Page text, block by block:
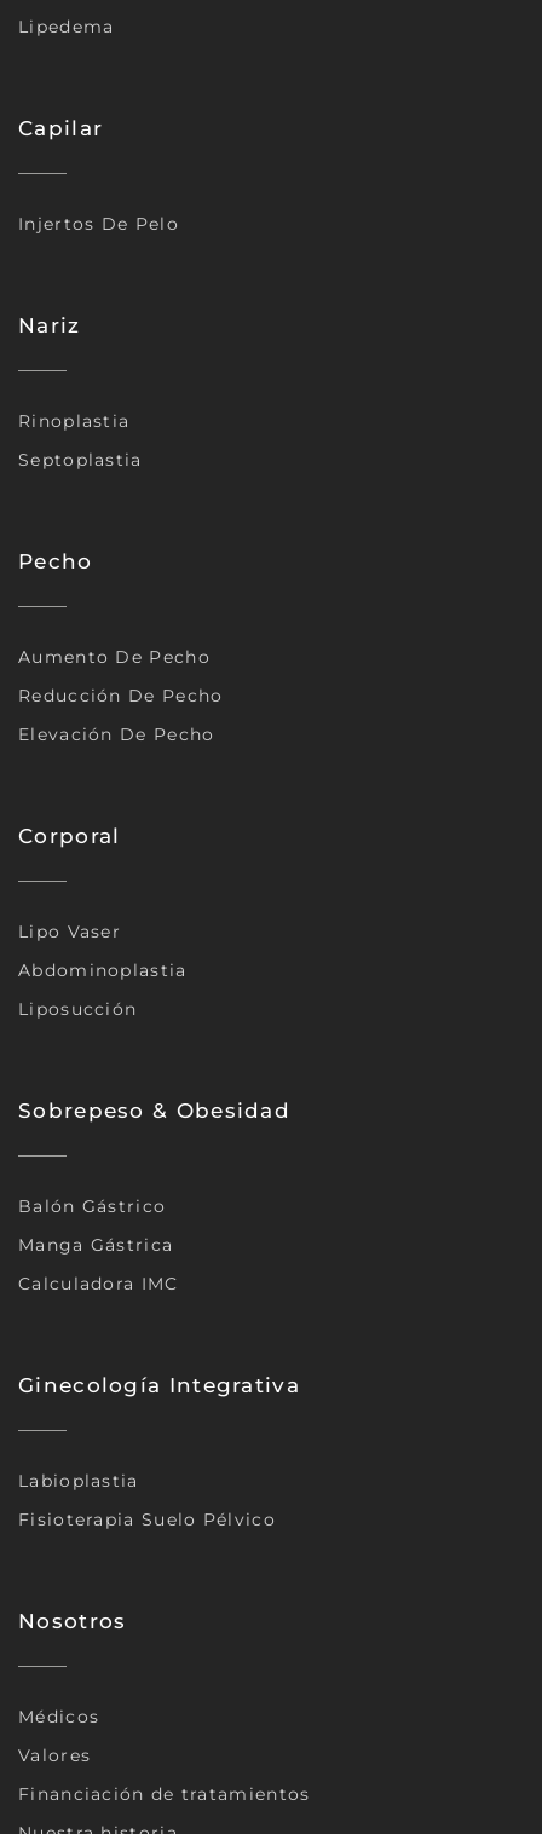
Lipedema
Capilar
Injertos De Pelo
Nariz
Rinoplastia
Septoplastia
Pecho
Aumento De Pecho
Reducción De Pecho
Elevación De Pecho
Corporal
Lipo Vaser
Abdominoplastia
Liposucción
Sobrepeso & Obesidad
Balón Gástrico
Manga Gástrica
Calculadora IMC
Ginecología Integrativa
Labioplastia
Fisioterapia Suelo Pélvico
Nosotros
Médicos
Valores
Financiación de tratamientos